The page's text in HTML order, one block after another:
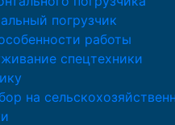
погрузчик
работы
спецтехники
на